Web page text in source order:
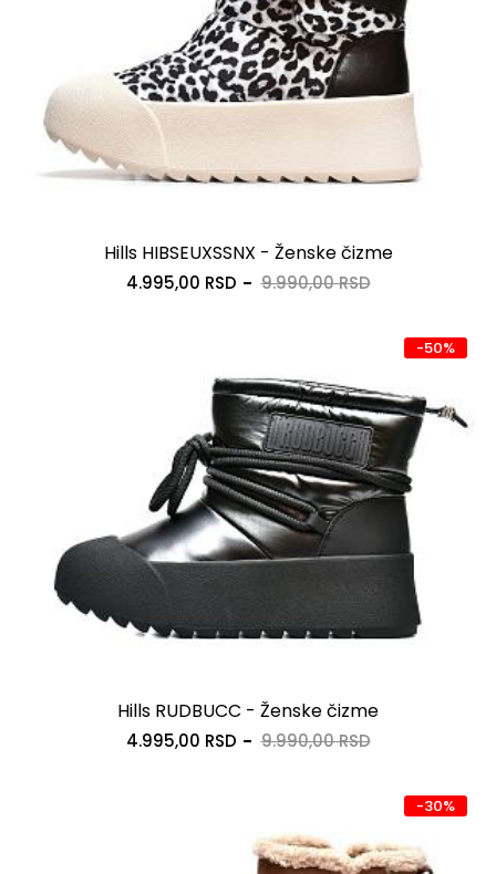
Hills HIBSEUXSSNX - Ženske čizme
4.995,00 RSD 9.990,00 RSD
-50%
Hills RUDBUCC - Ženske čizme
4.995,00 RSD 9.990,00 RSD
-30%